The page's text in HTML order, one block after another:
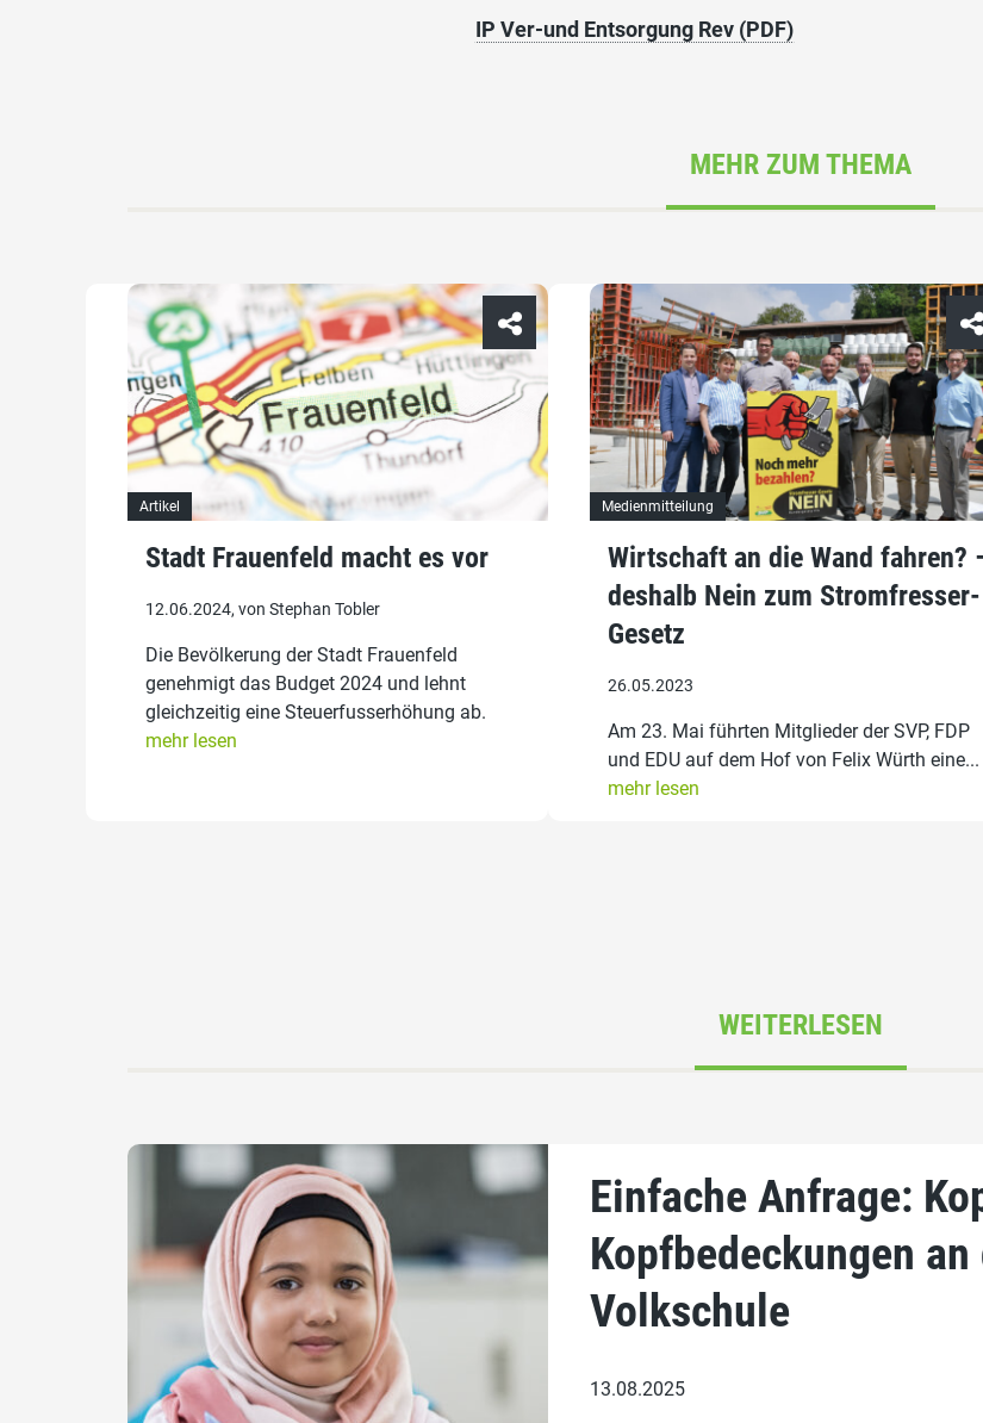
IP Ver-und Entsorgung Rev (PDF)
MEHR ZUM THEMA
Artikel
Stadt Frauenfeld macht es vor
12.06.2024, von Stephan Tobler
Die Bevölkerung der Stadt Frauenfeld
genehmigt das Budget 2024 und lehnt
gleichzeitig eine Steuerfusserhöhung ab.
mehr lesen
Medienmitteilung
Wirtschaft an die Wand fahren?
deshalb Nein zum Stromfresser-
Gesetz
26.05.2023
Am 23. Mai führten Mitglieder der SVP, FDP
und EDU auf dem Hof von Felix Würth eine...
mehr lesen
WEITERLESEN
Einfache Anfrage:
Kopfbedeckungen
Volkschule
13.08.2025